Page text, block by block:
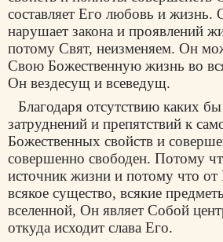
составляет Его любовь и жизнь.
нарушает закона и проявлений
потому Свят, неизменяем. Он
Свою Божественную жизнь во
Он вездесущ и всеведущ.
Благодаря отсутствию каких
затруднений и препятствий к
Божественных свойств и
совершенно свободен. Потому
источник жизни и потому что
всякое существо, всякие
вселенной, Он являет Собой
откуда исходит слава Его.